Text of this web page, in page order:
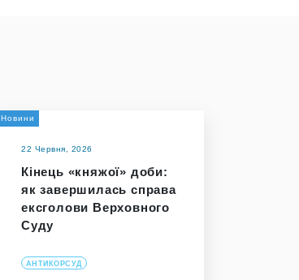
Новини
22 Червня, 2026
Кінець «княжої» доби:
як завершилась справа
ексголови Верховного
Суду
АНТИКОРСУД